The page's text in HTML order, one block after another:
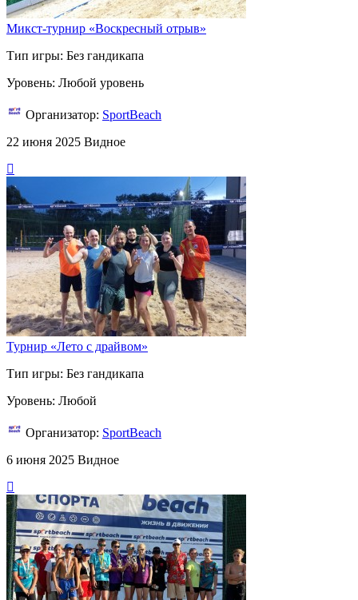
Микст-турнир «Воскресный отрыв»
Тип игры: Без гандикапа
Уровень: Любой уровень
Организатор: SportBeach
22 июня 2025 Видное
Турнир «Лето с драйвом»
Тип игры: Без гандикапа
Уровень: Любой
Организатор: SportBeach
6 июня 2025 Видное